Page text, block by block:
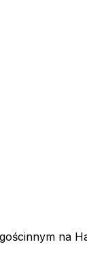
na